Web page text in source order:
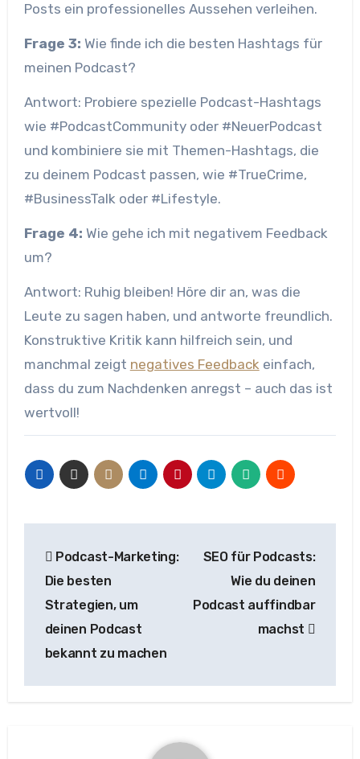
Posts ein professionelles Aussehen verleihen.
Frage 3: Wie finde ich die besten Hashtags für
meinen Podcast?
Antwort: Probiere spezielle Podcast-Hashtags
wie #PodcastCommunity oder #NeuerPodcast
und kombiniere sie mit Themen-Hashtags, die
zu deinem Podcast passen, wie #TrueCrime,
#BusinessTalk oder #Lifestyle.
Frage 4: Wie gehe ich mit negativem Feedback
um?
Antwort: Ruhig bleiben! Höre dir an, was die
Leute zu sagen haben, und antworte freundlich.
Konstruktive Kritik kann hilfreich sein, und
manchmal zeigt negatives Feedbackeinfach,
dass du zum Nachdenken anregst – auch das ist
wertvoll!
Podcast-Marketing:
Die besten
Strategien, um
deinen Podcast
bekannt zu machen
SEO für Podcasts:
Wie du deinen
Podcast auffindbar
machst